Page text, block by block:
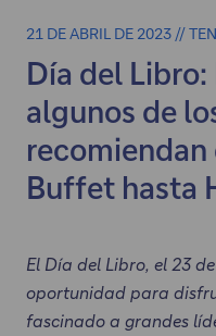
21 DE ABRIL DE 2023 //
Día del Libro:
algunos de
recomiendan
Buffet hasta
El Día del Libro, el 23
oportunidad para
fascinado a grandes